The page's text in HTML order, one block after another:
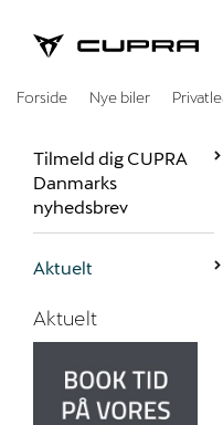
Forside Nye biler
Tilmeld dig CUPRA
Danmarks
nyhedsbrev
Aktuelt
Aktuelt